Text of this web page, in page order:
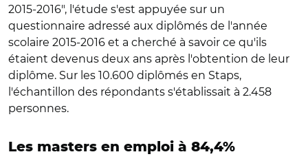
2015-2016", l'étude s'est appuyée sur un
questionnaire adressé aux diplômés de l'année
scolaire 2015-2016 et a cherché à savoir ce qu'ils
étaient devenus deux ans après l'obtention de leur
diplôme. Sur les 10.600 diplômés en Staps,
l'échantillon des répondants s'établissait à 2.458
personnes.
Les masters en emploi à 84,4%